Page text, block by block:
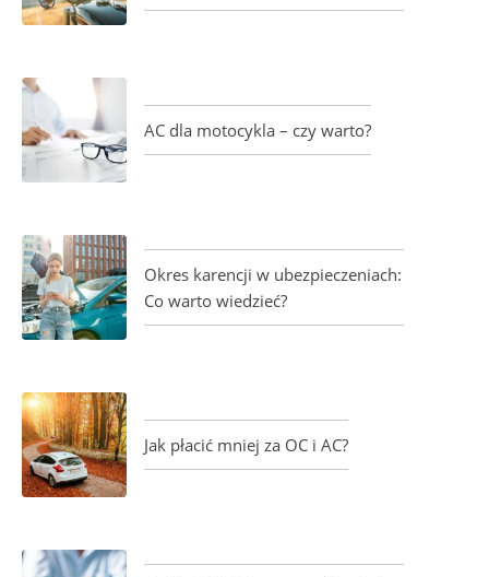
AC dla motocykla – czy warto?
Okres karencji w ubezpieczeniach:
Co warto wiedzieć?
Jak płacić mniej za OC i AC?